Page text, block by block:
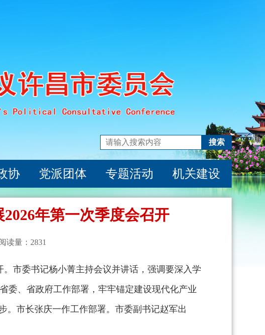
搜索
协 党派团体 专题活动 机关建设
年第一次季度会召开
量：2831
市委书记杨小菁主持会议并讲话，强调要深入学
委、省政府工作部署，牢牢锚定建设现代化产业
。市长张庆一作工作部署。市委副书记赵军出